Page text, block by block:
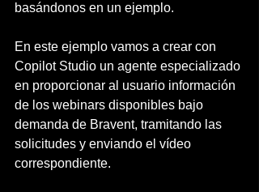
basándonos en un ejemplo.
En este ejemplo vamos a crear con
Copilot Studio un agente especializado
en proporcionar al usuario información
de los webinars disponibles bajo
demanda de Bravent, tramitando las
solicitudes y enviando el vídeo
correspondiente.